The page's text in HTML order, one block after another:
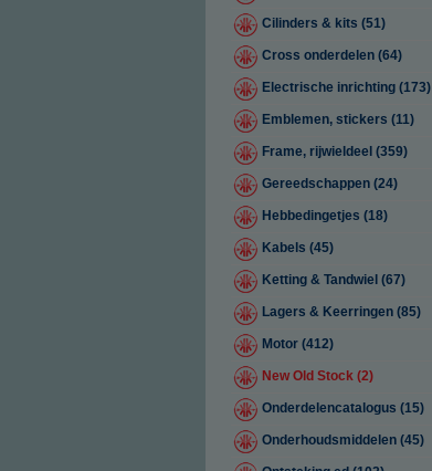
Cilinders & kits (51)
Cross onderdelen (64)
Electrische inrichting (173)
Emblemen, stickers (11)
Frame, rijwieldeel (359)
Gereedschappen (24)
Hebbedingetjes (18)
Kabels (45)
Ketting & Tandwiel (67)
Lagers & Keerringen (85)
Motor (412)
New Old Stock (2)
Onderdelencatalogus (15)
Onderhoudsmiddelen (45)